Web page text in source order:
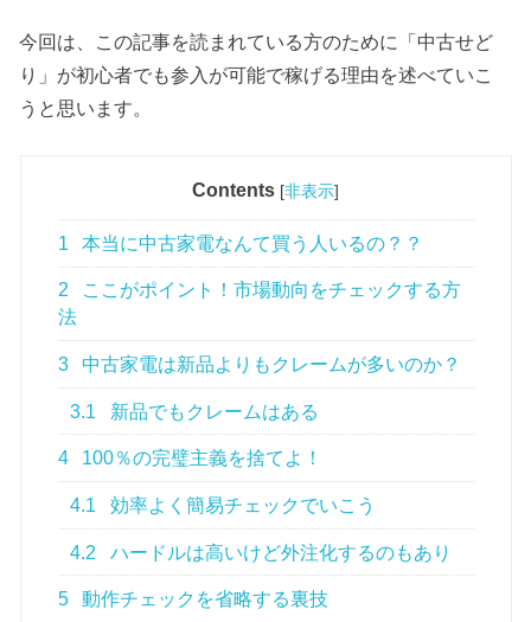
今回は、この記事を読まれている方のために「中古せど
り」が初心者でも参入が可能で稼げる理由を述べていこ
うと思います。
Contents [非表示]
1 本当に中古家電なんて買う人いるの？？
2
ここがポイント！市場動向をチェックする方
法
3 中古家電は新品よりもクレームが多いのか？
3.1 新品でもクレームはある
4 100％の完璧主義を捨てよ！
4.1 効率よく簡易チェックでいこう
4.2 ハードルは高いけど外注化するのもあり
5 動作チェックを省略する裏技